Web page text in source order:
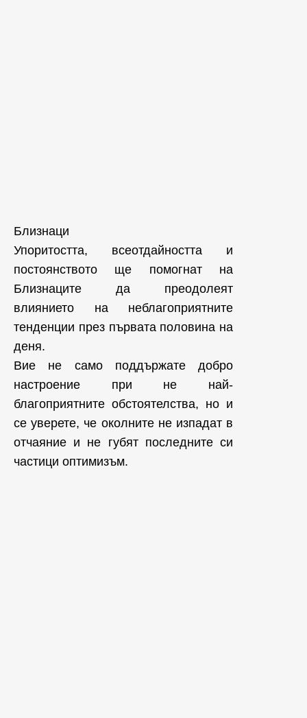
Близнаци
Упоритостта, всеотдайността и
постоянството ще помогнат на
Близнаците да преодолеят
влиянието на неблагоприятните
тенденции през първата половина на
деня.
Вие не само поддържате добро
настроение при не най-
благоприятните обстоятелства, но и
се уверете, че околните не изпадат в
отчаяние и не губят последните си
частици оптимизъм.